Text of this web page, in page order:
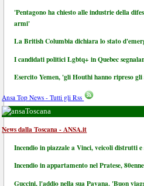
'Pentagono ha chiesto alle industrie della
armi'
La British Columbia dichiara lo stato
I candidati politici Lgbtq+ in Quebec
Esercito Yemen, 'gli Houthi hanno ripreso
Ansa Top News - Tutti gli Rss
Toscana
News dalla Toscana - ANSA.it
Incendio in piazzale a Vinci, veicoli distrutti
Incendio in appartamento nel Pratese,
Guccini, l'addio nella sua Pavana. 'Buon